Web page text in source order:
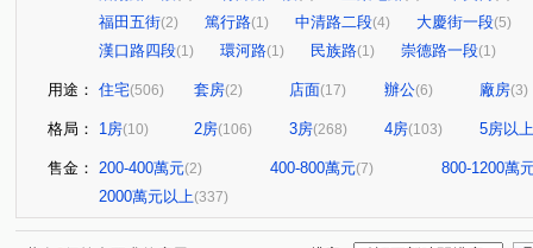
福田五街(2) 篤行路(1) 中清路二段(4) 大慶街一段(5)
漢口路四段(1) 環河路(1) 民族路(1) 崇德路一段(1)
用途： 住宅(506) 套房(2) 店面(17) 辦公(6) 廠房(3)
格局： 1房(10) 2房(106) 3房(268) 4房(103) 5房以上
售金： 200-400萬元(2) 400-800萬元(7)
800-1200萬
2000萬元以上(337)